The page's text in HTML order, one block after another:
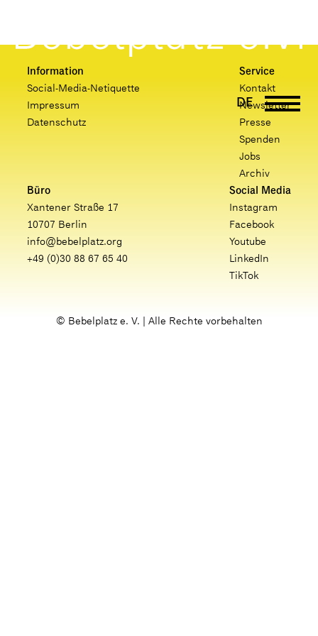
DE
EN
PT
UK
FR
Information
Social-Media-Netiquette
Impressum
Datenschutz
Service
Kontakt
Newsletter
Presse
Spenden
Jobs
Archiv
Büro
Xantener Straße 17
10707 Berlin
info@bebelplatz.org
+49 (0)30 88 67 65 40
Social Media
Instagram
Facebook
Youtube
LinkedIn
TikTok
© Bebelplatz e. V. | Alle Rechte vorbehalten